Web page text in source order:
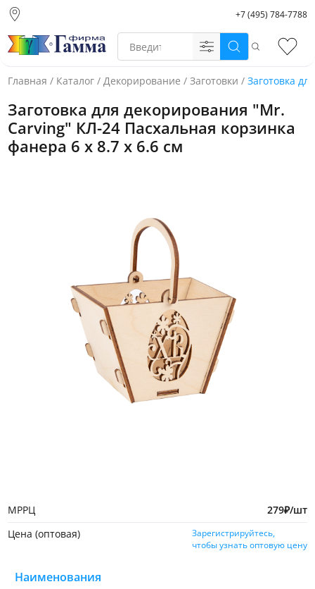
склад)
Санкт-Петербург
Екатеринбург
+7 (495) 784-7788
Поиск
Главная / Каталог / Декорирование / Заготовки / Заготовка
Заготовка для декорирования "Mr.
Carving" КЛ-24 Пасхальная корзинка
фанера 6 х 8.7 х 6.6 см
МРРЦ 279₽/шт
Цена (оптовая)
Зарегистрируйтесь,
чтобы узнать оптовую цену
Наименования